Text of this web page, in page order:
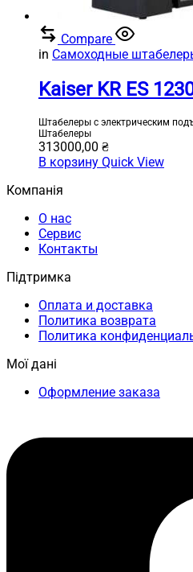
Compare
in Самоходные
Kaiser KR ES
Штабелеры с электрическим
Штабелеры
313000,00 ₴
В корзину Quick View
Компанія
О нас
Сервис
Контакты
Підтримка
Оплата и доставка
Политика возврата
Политика
Мої дані
Оформление заказа